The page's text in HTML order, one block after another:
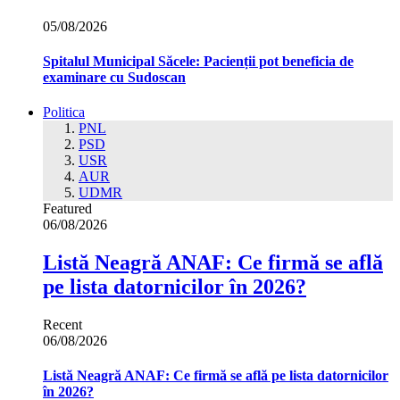
05/08/2026
Spitalul Municipal Săcele: Pacienții pot beneficia de
examinare cu Sudoscan
Politica
PNL
PSD
USR
AUR
UDMR
Featured
06/08/2026
Listă Neagră ANAF: Ce firmă se află
pe lista datornicilor în 2026?
Recent
06/08/2026
Listă Neagră ANAF: Ce firmă se află pe lista datornicilor
în 2026?